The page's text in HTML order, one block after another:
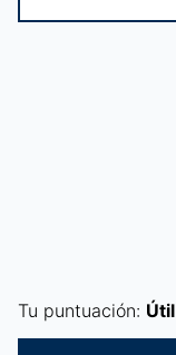
Tu puntuación: Útil